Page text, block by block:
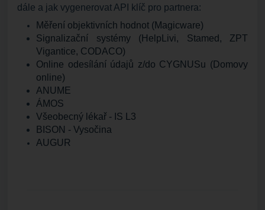
dále a jak vygenerovat API klíč pro partnera:
Měření objektivních hodnot (Magicware)
Signalizační systémy (HelpLivi, Stamed, ZPT
Vigantice, CODACO)
Online odesílání údajů z/do CYGNUSu (Domovy
online)
ANUME
ÁMOS
Všeobecný lékař - IS L3
BISON - Vysočina
AUGUR